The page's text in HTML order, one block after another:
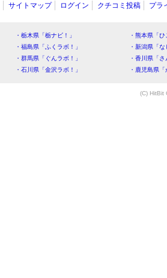
サイトマップ ログイン クチコミ投稿 プラ
・栃木県「栃ナビ！」
・熊本県「
・福島県「ふくラボ！」
・新潟県「
・群馬県「ぐんラボ！」
・香川県「
・石川県「金沢ラボ！」
・鹿児島県
(C) HitBit